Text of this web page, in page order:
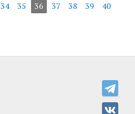
34 35 36 37 38 39
40